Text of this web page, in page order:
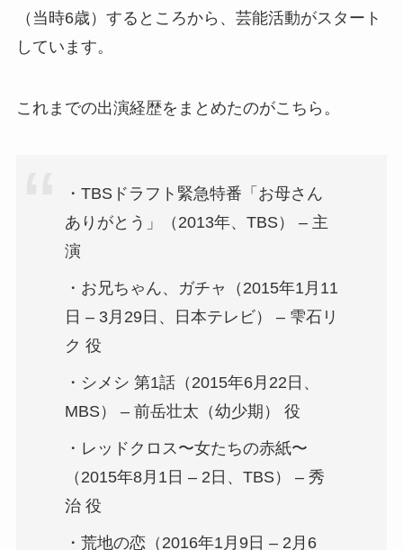
（当時6歳）するところから、芸能活動がスタート
しています。
これまでの出演経歴をまとめたのがこちら。
・TBSドラフト緊急特番「お母さん
ありがとう」（2013年、TBS） – 主
演
・お兄ちゃん、ガチャ（2015年1月11
日 – 3月29日、日本テレビ） – 雫石リ
ク 役
・シメシ 第1話（2015年6月22日、
MBS） – 前岳壮太（幼少期） 役
・レッドクロス〜女たちの赤紙〜
（2015年8月1日 – 2日、TBS） – 秀
治 役
・荒地の恋（2016年1月9日 – 2月6